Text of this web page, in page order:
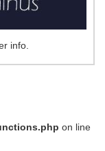
info.
on line